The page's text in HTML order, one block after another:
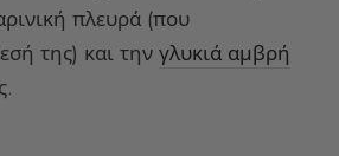
πλευρά (που
της) και την γλυκιά αμβρή